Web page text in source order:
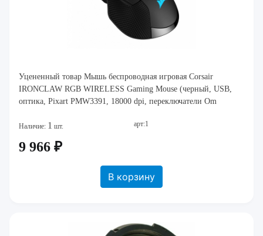
Уцененный товар Мышь беспроводная игровая Corsair
IRONCLAW RGB WIRELESS Gaming Mouse (черный, USB,
оптика, Pixart PMW3391, 18000 dpi, переключатели Om
Наличие: 1 шт. арт:1
9 966 ₽
В корзину